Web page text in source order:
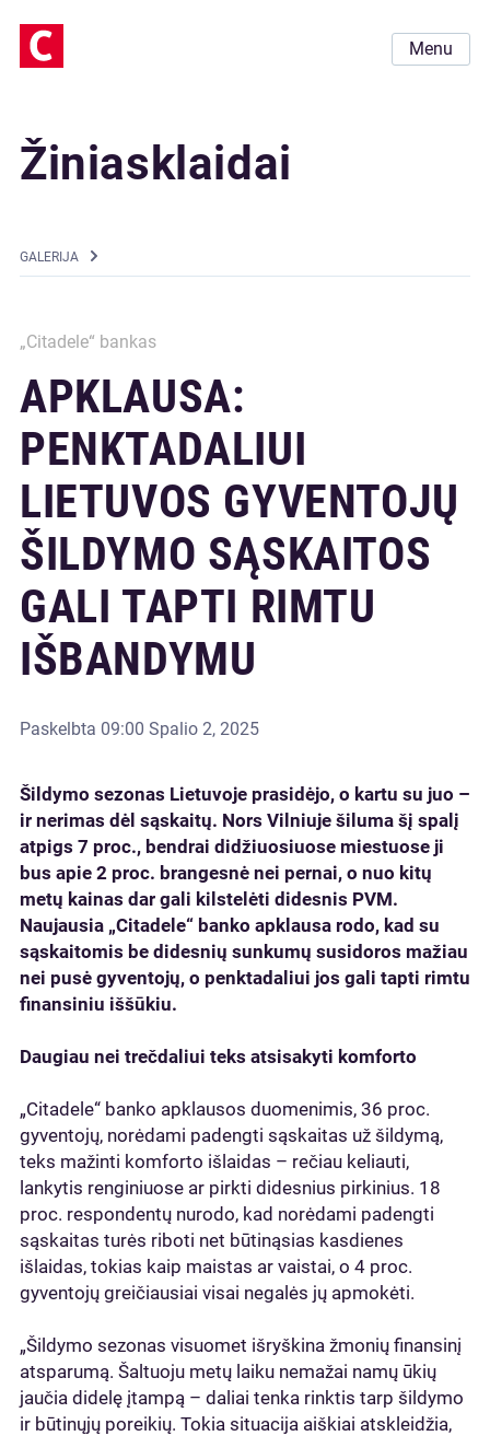
Menu
Žiniasklaidai
GALERIJA
„Citadele“ bankas
APKLAUSA:
PENKTADALIUI
LIETUVOS GYVENTOJŲ
ŠILDYMO SĄSKAITOS
GALI TAPTI RIMTU
IŠBANDYMU
Paskelbta 09:00 Spalio 2, 2025
Šildymo sezonas Lietuvoje prasidėjo, o kartu su juo –
ir nerimas dėl sąskaitų. Nors Vilniuje šiluma šį spalį
atpigs 7 proc., bendrai didžiuosiuose miestuose ji
bus apie 2 proc. brangesnė nei pernai, o nuo kitų
metų kainas dar gali kilstelėti didesnis PVM.
Naujausia „Citadele“ banko apklausa rodo, kad su
sąskaitomis be didesnių sunkumų susidoros mažiau
nei pusė gyventojų, o penktadaliui jos gali tapti rimtu
finansiniu iššūkiu.
Daugiau nei trečdaliui teks atsisakyti komforto
„Citadele“ banko apklausos duomenimis, 36 proc.
gyventojų, norėdami padengti sąskaitas už šildymą,
teks mažinti komforto išlaidas – rečiau keliauti,
lankytis renginiuose ar pirkti didesnius pirkinius. 18
proc. respondentų nurodo, kad norėdami padengti
sąskaitas turės riboti net būtinąsias kasdienes
išlaidas, tokias kaip maistas ar vaistai, o 4 proc.
gyventojų greičiausiai visai negalės jų apmokėti.
„Šildymo sezonas visuomet išryškina žmonių finansinį
atsparumą. Šaltuoju metų laiku nemažai namų ūkių
jaučia didelę įtampą – daliai tenka rinktis tarp šildymo
ir būtinųjų poreikių. Tokia situacija aiškiai atskleidžia,